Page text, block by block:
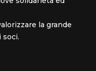
la grande
soci.